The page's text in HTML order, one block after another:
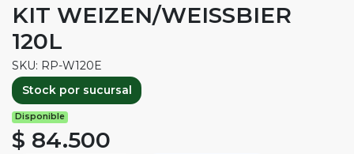
KIT WEIZEN/WEISSBIER
120L
SKU: RP-W120E
Stock por sucursal
Disponible
$ 84.500